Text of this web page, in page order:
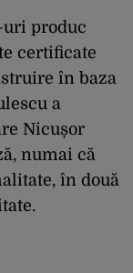
uri produc
certificate
în baza
a
Nicușor
numai că
în două